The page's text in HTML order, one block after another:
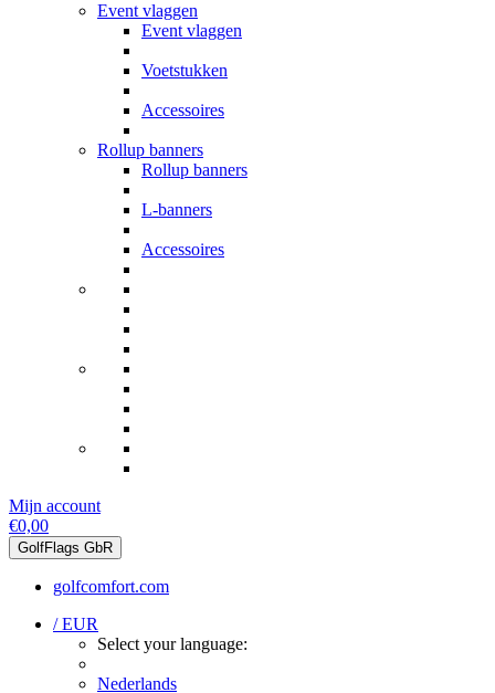
Event vlaggen
Event vlaggen
Voetstukken
Accessoires
Rollup banners
Rollup banners
L-banners
Accessoires
Mijn account
€0,00
GolfFlags GbR
golfcomfort.com
/ EUR
Select your language:
Nederlands